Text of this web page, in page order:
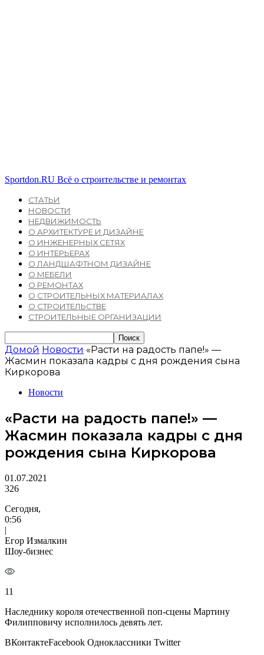
Sportdon.RU Всё о строительстве и ремонтах
СТАТЬИ
НОВОСТИ
НЕДВИЖИМОСТЬ
О АРХИТЕКТУРЕ И ДИЗАЙНЕ
О ИНЖЕНЕРНЫХ СЕТЯХ
О ИНТЕРЬЕРАХ
О ЛАНДШАФТНОМ ДИЗАЙНЕ
О МЕБЕЛИ
О РЕМОНТАХ
О СТРОИТЕЛЬНЫХ МАТЕРИАЛАХ
О СТРОИТЕЛЬСТВЕ
СТРОИТЕЛЬНЫЕ ОРГАНИЗАЦИИ
Домой Новости «Расти на радость папе!» —
Жасмин показала кадры с дня рождения сына
Киркорова
Новости
«Расти на радость папе!» —
Жасмин показала кадры с дня
рождения сына Киркорова
01.07.2021
326
Сегодня,
0:56
|
Егор Измалкин
Шоу-бизнес
11
Наследнику короля отечественной поп-сцены Мартину
Филипповичу исполнилось девять лет.
ВКонтактеFacebook Одноклассники Twitter